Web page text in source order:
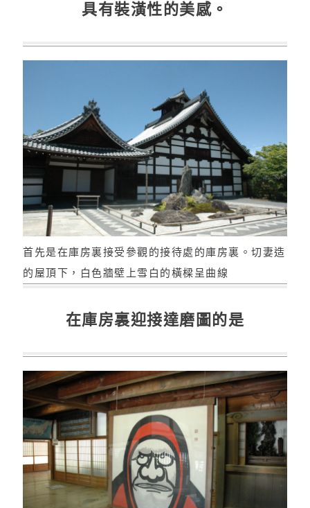
具有裝潢性的美感。
首先是在庫房裏接受參觀的接待處的庫房裏。切妻造
的屋頂下，白色牆壁上雪白的橫樑呈曲線
在庫房裏迎接達磨圖的是